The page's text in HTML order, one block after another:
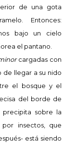
de una gota
Entonces:
bajo un cielo
el pantano.
cargadas con
de llegar a su nido
el bosque y el
del borde de
sobre la
insectos, que
está siendo